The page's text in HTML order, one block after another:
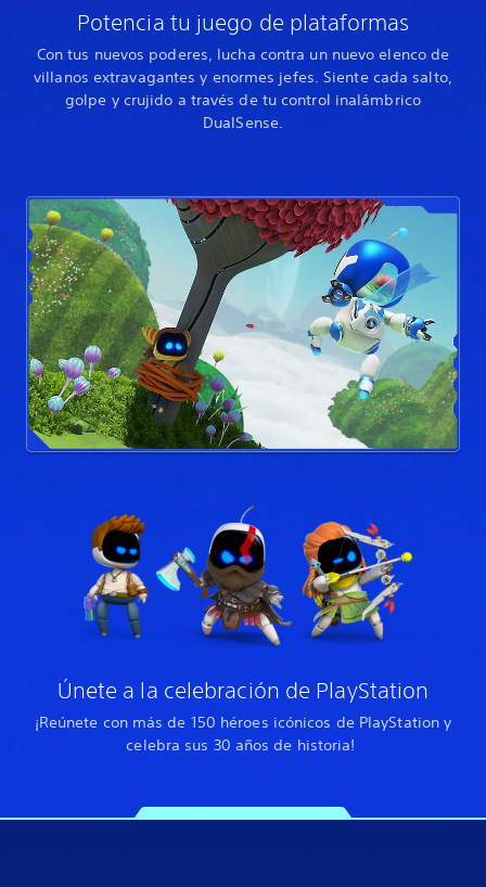
Potencia tu juego de plataformas
Con tus nuevos poderes, lucha contra un nuevo elenco de
villanos extravagantes y enormes jefes. Siente cada salto,
golpe y crujido a través de tu control inalámbrico
DualSense.
Únete a la celebración de PlayStation
¡Reúnete con más de 150 héroes icónicos de PlayStation y
celebra sus 30 años de historia!